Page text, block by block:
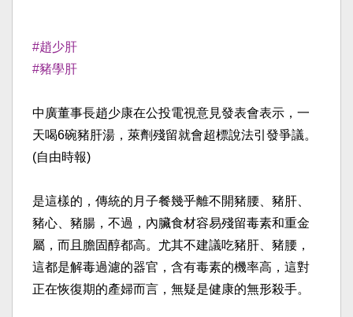
#趙少肝
#豬學肝
中廣董事長趙少康在公投電視意見發表會表示，一
天喝6碗豬肝湯，萊劑殘留就會超標說法引發爭議。
(自由時報)
是這樣的，傳統的月子餐幾乎離不開豬腰、豬肝、
豬心、豬腸，不過，內臟食材容易殘留毒素和重金
屬，而且膽固醇都高。尤其不建議吃豬肝、豬腰，
這都是解毒過濾的器官，含有毒素的機率高，這對
正在恢復期的產婦而言，無疑是健康的無形殺手。